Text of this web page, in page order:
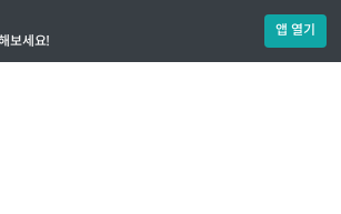
보세요!
앱 열기